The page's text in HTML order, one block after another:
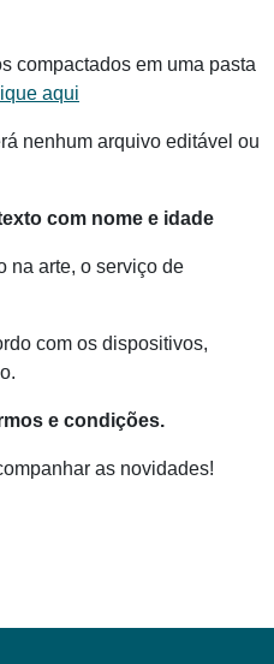
compactados em uma pasta
aqui
nenhum arquivo editável ou
com nome e idade
na arte, o serviço de
com os dispositivos,
e condições.
as novidades!